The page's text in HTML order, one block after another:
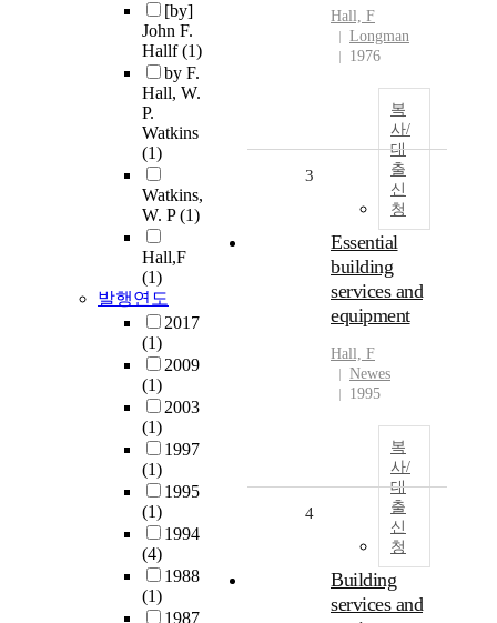
[by]
John F.
Hallf(1)
by F.
Hall, W.
P.
Watkins
(1)
Watkins,
W. P(1)
Hall,F
(1)
발행연도
2017
(1)
2009
(1)
2003
(1)
1997
(1)
1995
(1)
1994
(4)
1988
(1)
1987
Hall, F
Longman
1976
복
사/
대
출
신
청
3
Essential
building
services and
equipment
Hall, F
Newes
1995
복
사/
대
출
신
청
4
Building
services and